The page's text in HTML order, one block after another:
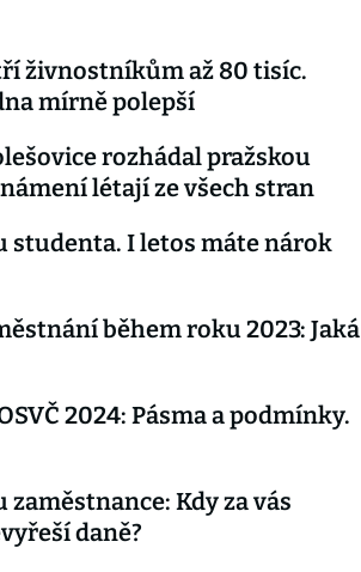
živnostníkům až 80 tisíc.
mírně polepší
rozhádal pražskou
létají ze všech stran
studenta. I letos máte nárok
během roku 2023: Jaká
2024: Pásma a podmínky.
Kdy za vás
daně?